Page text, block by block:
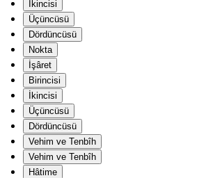
İkincisi
Üçüncüsü
Dördüncüsü
Nokta
İşâret
Birincisi
İkincisi
Üçüncüsü
Dördüncüsü
Vehim ve Tenbîh
Vehim ve Tenbîh
Hâtime